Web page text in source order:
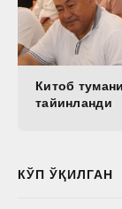
Китоб
тайинланди
КЎП ЎҚИЛГАН